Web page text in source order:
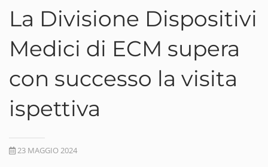
La Divisione Dispositivi
Medici di ECM supera
con successo la visita
ispettiva
23 MAGGIO 2024